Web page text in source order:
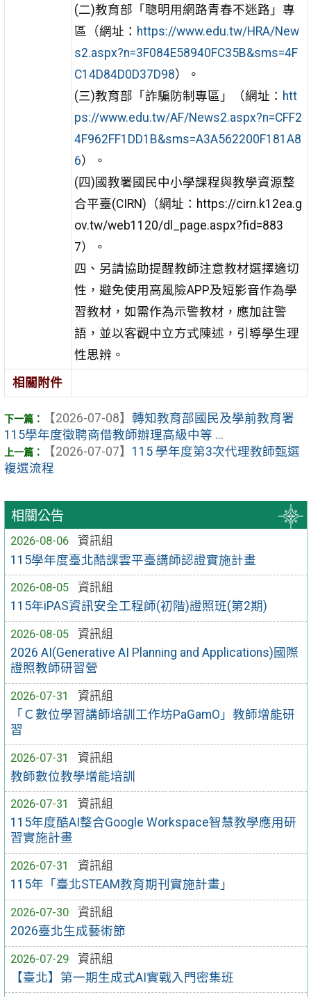
相關公告
2026-08-06
資訊組
115學年度臺北酷課雲平臺講師認證實施計畫
2026-08-05
資訊組
115年iPAS資訊安全工程師(初階)證照班(第2期)
2026-08-05
資訊組
2026 AI(Generative AI Planning and Applications)國際
證照教師研習營
2026-07-31
資訊組
「Ｃ數位學習講師培訓工作坊PaGamO」教師增能研
習
2026-07-31
資訊組
教師數位教學增能培訓
2026-07-31
資訊組
115年度酷AI整合Google Workspace智慧教學應用研
習實施計畫
2026-07-31
資訊組
115年「臺北STEAM教育期刊實施計畫」
2026-07-30
資訊組
2026臺北生成藝術節
2026-07-29
資訊組
【臺北】第一期生成式AI實戰入門密集班
(二)教育部「聰明用網路青春不迷路」專
區（網址： https://www.edu.tw/HRA/New
s2.aspx?n=3F084E58940FC35B&sms=4F
C14D84D0D37D98）。
(三)教育部「詐騙防制專區」（網址： htt
ps://www.edu.tw/AF/News2.aspx?n=CFF2
4F962FF1DD1B&sms=A3A562200F181A8
6）。
(四)國教署國民中小學課程與教學資源整
合平臺(CIRN)（網址：https://cirn.k12ea.g
ov.tw/web1120/dl_page.aspx?fid=883
7）。
四、另請協助提醒教師注意教材選擇適切
性，避免使用高風險APP及短影音作為學
習教材，如需作為示警教材，應加註警
語，並以客觀中立方式陳述，引導學生理
性思辨。
相關附件
【2026-07-08】 轉知教育部國民及學前教育署
115學年度徵聘商借教師辦理高級中等 ...
【2026-07-07】 115 學年度第3次代理教師甄選
複選流程